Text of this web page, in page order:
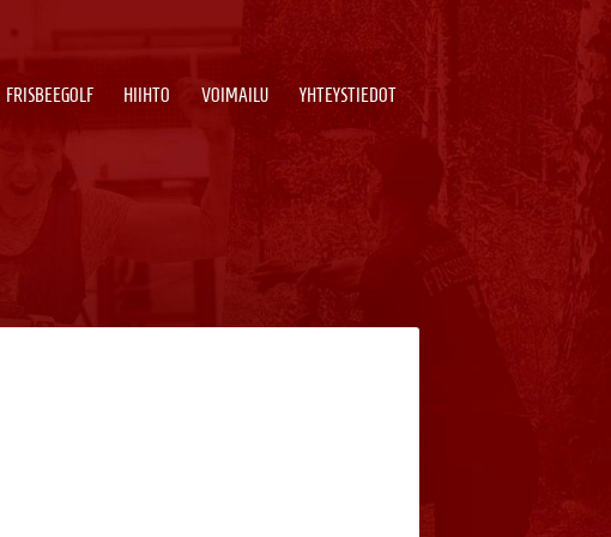
FRISBEEGOLF HIIHTO VOIMAILU
YHTEYSTIEDOT